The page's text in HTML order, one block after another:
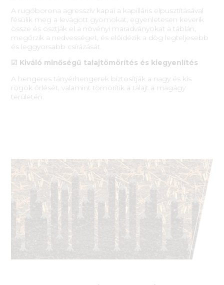
A rugóborona agresszív kapai a kapilláris elpusztításával
fésülik meg a levágott gyomokat, egyenletesen keverik
össze és osztják el a növényi maradványokat a táblán,
megőrzik a nedvességet, és előidézik a dög legteljesebb
és leggyorsabb csírázását.
☑ Kiváló minőségű talajtömörítés és kiegyenlítés
A hengeres tányérhengerek biztosítják a nagy és kis
rögök őrlését, valamint tömörítik a talajt a magágy
területén.